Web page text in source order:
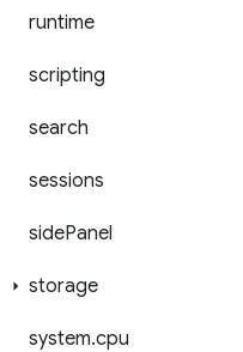
runtime
scripting
search
sessions
sidePanel
storage
system.cpu